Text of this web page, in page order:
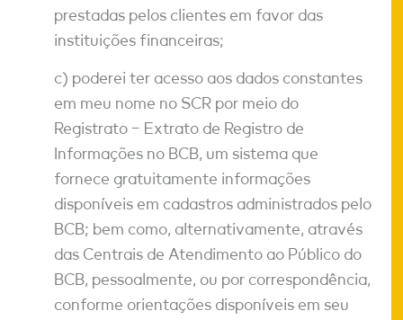
prestadas pelos clientes em favor das
instituições financeiras;
c) poderei ter acesso aos dados constantes
em meu nome no SCR por meio do
Registrato – Extrato de Registro de
Informações no BCB, um sistema que
fornece gratuitamente informações
disponíveis em cadastros administrados pelo
BCB; bem como, alternativamente, através
das Centrais de Atendimento ao Público do
BCB, pessoalmente, ou por correspondência,
conforme orientações disponíveis em seu